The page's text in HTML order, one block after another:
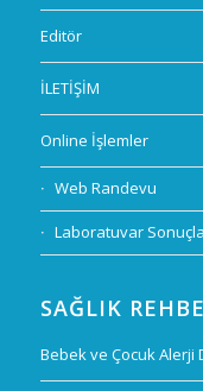
Editör
İLETİŞİM
Online İşlemler
Web Randevu
Laboratuvar
SAĞLIK
Bebek ve Çocuk